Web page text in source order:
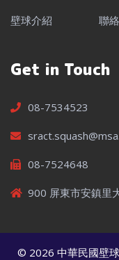
壁球介紹
聯
Get in Touch
08-7534523
08-7524648
900 屏東市安鎮里
© 2026 中華民國壁